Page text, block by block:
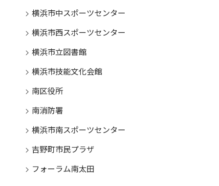
横浜市中スポーツセンター
横浜市西スポーツセンター
横浜市立図書館
横浜市技能文化会館
南区役所
南消防署
横浜市南スポーツセンター
吉野町市民プラザ
フォーラム南太田